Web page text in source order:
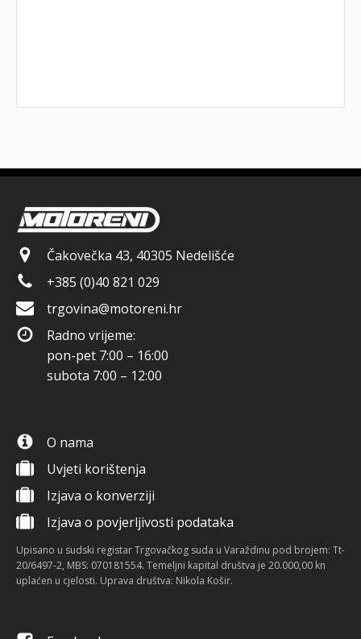
Čakovečka 43, 40305 Nedelišće
+385 (0)40 821 029
trgovina@motoreni.hr
Radno vrijeme:
pon-pet 7:00 – 16:00
subota 7:00 – 12:00
O nama
Uvjeti korištenja
Izjava o konverziji
Izjava o povjerljivosti podataka
Upisano u sudski registar Trgovačkog suda u Varaždinu pod brojem: Tt-
20/6497-2, MBS: 070181554. Temeljni kapital društva je 20.000,00 kn
uplaćen u cjelosti. Uprava društva: Nikola Košir.